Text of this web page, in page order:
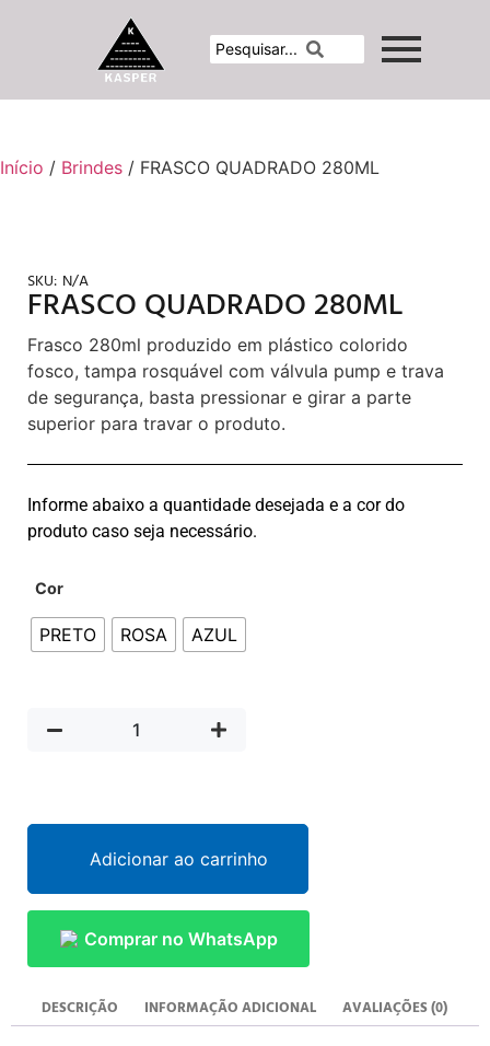
Início / Brindes / FRASCO QUADRADO 280ML
SKU: N/A
FRASCO QUADRADO 280ML
Frasco 280ml produzido em plástico colorido
fosco, tampa rosquável com válvula pump e trava
de segurança, basta pressionar e girar a parte
superior para travar o produto.
Informe abaixo a quantidade desejada e a cor do
produto caso seja necessário.
Cor
PRETO ROSA AZUL
Adicionar ao carrinho
Comprar no WhatsApp
DESCRIÇÃO INFORMAÇÃO ADICIONAL AVALIAÇÕES (0)